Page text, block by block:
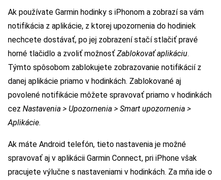
Ak používate Garmin hodinky s iPhonom a zobrazí sa vám
notifikácia z aplikácie, z ktorej upozornenia do hodiniek
nechcete dostávať, po jej zobrazení stačí stlačiť pravé
horné tlačidlo a zvoliť možnosť Zablokovať aplikáciu.
Týmto spôsobom zablokujete zobrazovanie notifikácií z
danej aplikácie priamo v hodinkách. Zablokované aj
povolené notifikácie môžete spravovať priamo v hodinkách
cez Nastavenia > Upozornenia > Smart upozornenia >
Aplikácie.
Ak máte Android telefón, tieto nastavenia je možné
spravovať aj v aplikácii Garmin Connect, pri iPhone však
pracujete výlučne s nastaveniami v hodinkách. Za mňa ide o